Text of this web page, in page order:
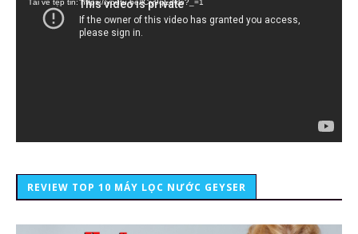
Tải về tệp tin: https://youtu.be/lCiy9qEdklo?_=1
REVIEW TOP 10 MÁY LỌC NƯỚC GEYSER